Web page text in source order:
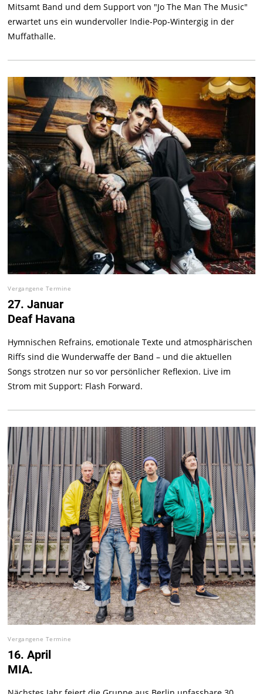
Mitsamt Band und dem Support von "Jo The Man The Music"
erwartet uns ein wundervoller Indie-Pop-Wintergig in der
Muffathalle.
Vergangene Termine
27. Januar
Deaf Havana
Hymnischen Refrains, emotionale Texte und atmosphärischen
Riffs sind die Wunderwaffe der Band – und die aktuellen
Songs strotzen nur so vor persönlicher Reflexion. Live im
Strom mit Support: Flash Forward.
Vergangene Termine
16. April
MIA.